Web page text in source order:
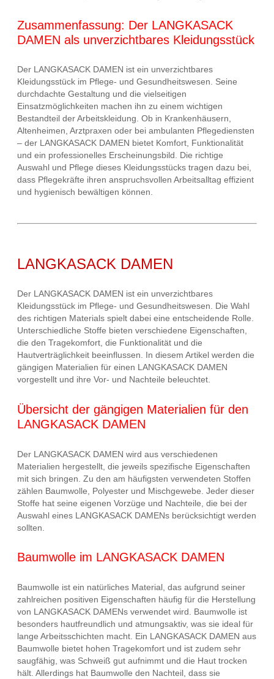
Zusammenfassung: Der LANGKASACK
DAMEN als unverzichtbares Kleidungsstück
Der LANGKASACK DAMEN ist ein unverzichtbares
Kleidungsstück im Pflege- und Gesundheitswesen. Seine
durchdachte Gestaltung und die vielseitigen
Einsatzmöglichkeiten machen ihn zu einem wichtigen
Bestandteil der Arbeitskleidung. Ob in Krankenhäusern,
Altenheimen, Arztpraxen oder bei ambulanten Pflegediensten
– der LANGKASACK DAMEN bietet Komfort, Funktionalität
und ein professionelles Erscheinungsbild. Die richtige
Auswahl und Pflege dieses Kleidungsstücks tragen dazu bei,
dass Pflegekräfte ihren anspruchsvollen Arbeitsalltag effizient
und hygienisch bewältigen können.
LANGKASACK DAMEN
Der LANGKASACK DAMEN ist ein unverzichtbares
Kleidungsstück im Pflege- und Gesundheitswesen. Die Wahl
des richtigen Materials spielt dabei eine entscheidende Rolle.
Unterschiedliche Stoffe bieten verschiedene Eigenschaften,
die den Tragekomfort, die Funktionalität und die
Hautverträglichkeit beeinflussen. In diesem Artikel werden die
gängigen Materialien für einen LANGKASACK DAMEN
vorgestellt und ihre Vor- und Nachteile beleuchtet.
Übersicht der gängigen Materialien für den
LANGKASACK DAMEN
Der LANGKASACK DAMEN wird aus verschiedenen
Materialien hergestellt, die jeweils spezifische Eigenschaften
mit sich bringen. Zu den am häufigsten verwendeten Stoffen
zählen Baumwolle, Polyester und Mischgewebe. Jeder dieser
Stoffe hat seine eigenen Vorzüge und Nachteile, die bei der
Auswahl eines LANGKASACK DAMENs berücksichtigt werden
sollten.
Baumwolle im LANGKASACK DAMEN
Baumwolle ist ein natürliches Material, das aufgrund seiner
zahlreichen positiven Eigenschaften häufig für die Herstellung
von LANGKASACK DAMENs verwendet wird. Baumwolle ist
besonders hautfreundlich und atmungsaktiv, was sie ideal für
lange Arbeitsschichten macht. Ein LANGKASACK DAMEN aus
Baumwolle bietet hohen Tragekomfort und ist zudem sehr
saugfähig, was Schweiß gut aufnimmt und die Haut trocken
hält. Allerdings hat Baumwolle den Nachteil, dass sie